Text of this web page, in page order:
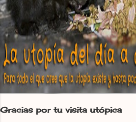
Gracias por tu visita utópica